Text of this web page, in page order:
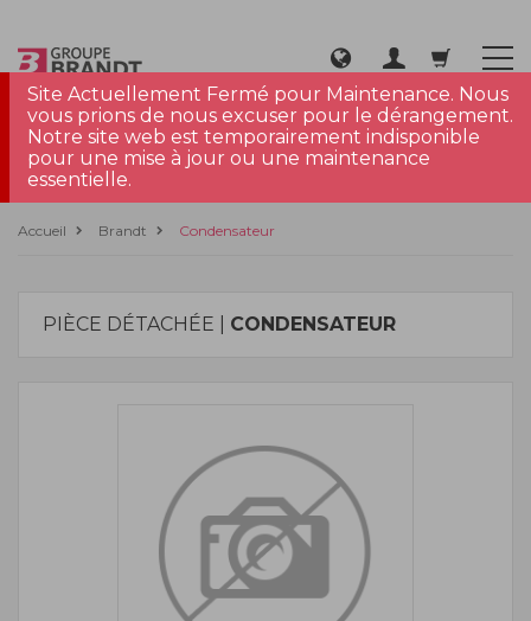
Site Actuellement Fermé pour Maintenance. Nous
vous prions de nous excuser pour le dérangement.
Notre site web est temporairement indisponible
pour une mise à jour ou une maintenance
essentielle.
Accueil Brandt Condensateur
PIÈCE DÉTACHÉE | CONDENSATEUR